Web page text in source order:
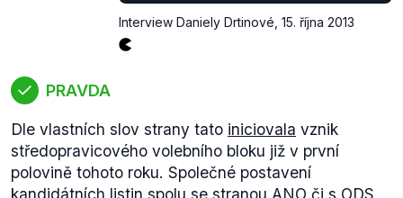
Mgr. Jiří Mikl - LIDEM
Středočeský kraj
Tomáš Muller - Konzervativní strana
Hlavní město Praha:
Mgr. Dagmar Navrátilová - LIDEM
Viktor Paggio - LIDEM
Interview Daniely Drtinové 15. října 2013
PRAVDA
Dle vlastních slov strany tato iniciovala vznik
středopravicového volebního bloku již v první
polovině tohoto roku. Společné postavení
kandidátních listin spolu se stranou ANO či s ODS